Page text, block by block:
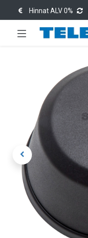
Hinnat ALV 0%